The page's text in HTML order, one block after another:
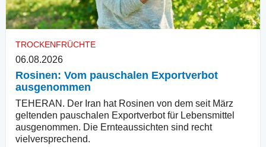
TROCKENFRÜCHTE
06.08.2026
Rosinen: Vom pauschalen Exportverbot
ausgenommen
TEHERAN. Der Iran hat Rosinen von dem seit März
geltenden pauschalen Exportverbot für Lebensmittel
ausgenommen. Die Ernteaussichten sind recht
vielversprechend.